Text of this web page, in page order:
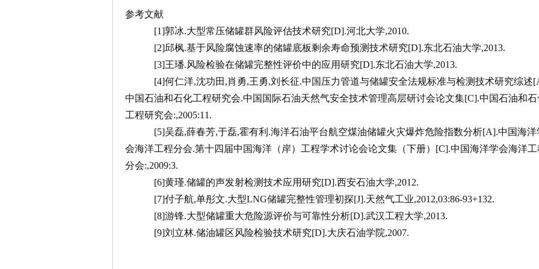
参考文献
[1]郭冰.大型常压储罐群风险评估技术研究[D].河北大学,2010.
[2]邱枫.基于风险腐蚀速率的储罐底板剩余寿命预测技术研究[D].东北石油大学,2013.
[3]王璠.风险检验在储罐完整性评价中的应用研究[D].东北石油大学,2013.
[4]何仁洋,沈功田,肖勇,王勇,刘长征.中国压力管道与储罐安全法规标准与检测技术研究综述
中国石油和石化工程研究会.中国国际石油天然气安全技术管理高层研讨会论文集[C].中国石油和石
工程研究会:,2005:11.
[5]吴磊,薛春芳,于磊,霍有利.海洋石油平台航空煤油储罐火灾爆炸危险指数分析[A].中国海洋
会海洋工程分会.第十四届中国海洋（岸）工程学术讨论会论文集（下册）[C].中国海洋学会海洋工
分会:,2009:3.
[6]黄瑾.储罐的声发射检测技术应用研究[D].西安石油大学,2012.
[7]付子航,单彤文.大型LNG储罐完整性管理初探[J].天然气工业,2012,03:86-93+132.
[8]游锋.大型储罐重大危险源评价与可靠性分析[D].武汉工程大学,2013.
[9]刘立林.储油罐区风险检验技术研究[D].大庆石油学院,2007.